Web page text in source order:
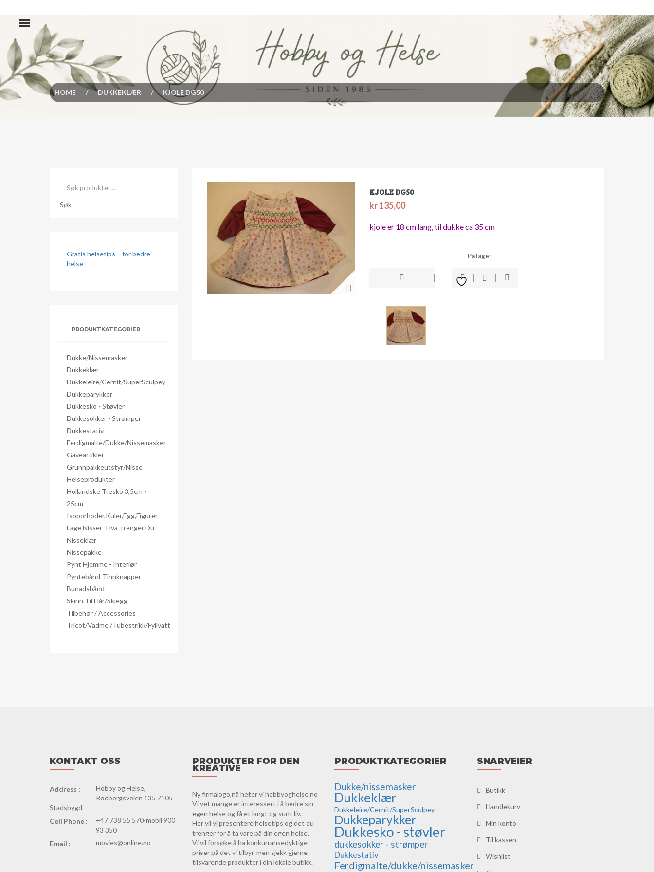
HOME / DUKKEKLÆR / KJOLE DG50
etter:
Søk
Gratis helsetips – for bedre
helse
PRODUKTKATEGORIER
Dukke/nissemasker
Dukkeklær
Dukkeleire/Cernit/SuperSculpey
Dukkeparykker
Dukkesko - Støvler
Dukkesokker - Strømper
Dukkestativ
Ferdigmalte/dukke/nissemasker
Gaveartikler
Grunnpakkeutstyr/nisse
Helseprodukter
Hollandske Tresko 3,5cm -
25cm
Isoporhoder,kuler,egg,figurer
Lage Nisser -hva Trenger Du
Nisseklær
Nissepakke
Pynt Hjemme - Interiør
Pyntebånd-Tinnknapper-
Bunadsbånd
Skinn Til Hår/skjegg
Tilbehør / Accessories
Tricot/Vadmel/Tubestrikk/Fyllvatt
KJOLE DG50
kr135,00
kjole er 18 cm lang, til dukke ca 35 cm
På lager
antall
KONTAKT OSS
Address :
Hobby og Helse,
Rødbergsveien 135 7105
Stadsbygd
Cell Phone :
+47 738 55 570-mobil 900
93 350
Email :
movies@online.no
PRODUKTER FOR DEN
KREATIVE
Ny firmalogo,nå heter vi hobbyoghelse.no
Vi vet mange er interessert i å bedre sin
egen helse og få et langt og sunt liv.
Her vil vi presentere helsetips og det du
trenger for å ta vare på din egen helse.
Vi vil forsøke å ha konkurransedyktige
priser på det vi tilbyr, men sjekk gjerne
tilsvarende produkter i din lokale butikk.
PRODUKTKATEGORIER
Dukke/nissemasker
Dukkeklær
Dukkeleire/Cernit/SuperSculpey
Dukkeparykker
Dukkesko - støvler
dukkesokker - strømper
Dukkestativ
Ferdigmalte/dukke/nissemasker
SNARVEIER
Butikk
Handlekurv
Min konto
Til kassen
Wishlist